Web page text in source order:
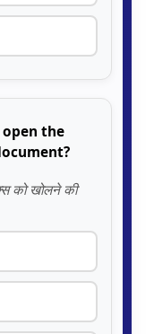
the
को खोलने की